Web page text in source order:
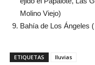
Molino Viejo)
Bahía de Los Ángeles
ETIQUETAS lluvias